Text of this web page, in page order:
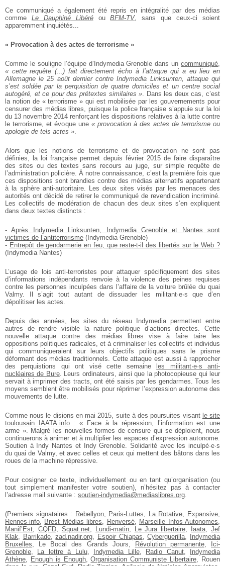
Ce communiqué a également été repris en intégralité par des médias
comme Le DauphinéLibéréouBFM-TV, sans que ceux-ci soient
apparemment inquiétés...
« Provocation à des actes de terrorisme »
Comme le souligne l’équipe d’Indymedia Grenoble dans un communiqué,
« cette requête (...) fait directement écho à l’attaque qui a eu lieu en
Allemagne le 25 août dernier contre Indymedia Linksunten, attaque qui
s’est soldée par la perquisition de quatre domiciles et un centre social
autogéré, et ce pour des prétextes similaires ». Dans les deux cas, c’est
la notion de « terrorisme » qui est mobilisée par les gouvernements pour
censurer des médias libres, puisque la police française s’appuie sur la loi
du 13 novembre 2014 renforçant les dispositions relatives à la lutte contre
le terrorisme, et évoque une « provocation à des actes de terrorisme ou
apologie de tels actes ».
Alors que les notions de terrorisme et de provocation ne sont pas
définies, la loi française permet depuis février 2015 de faire disparaître
des sites ou des textes sans recours au juge, sur simple requête de
l’administration policière. À notre connaissance, c’est la première fois que
ces dispositions sont brandies contre des médias alternatifs appartenant
à la sphère anti-autoritaire. Les deux sites visés par les menaces des
autorités ont décidé de retirer le communiqué de revendication incriminé.
Les collectifs de modération de chacun des deux sites s’en expliquent
dans deux textes distincts :
-Après Indymedia Linksunten, Indymedia Grenoble et Nantes sont
victimes de l’antiterrorisme (Indymedia Grenoble)
- Entrepôt de gendarmerie en feu, que reste-t-il des libertés sur le Web ?
(Indymedia Nantes)
L’usage de lois anti-terroristes pour attaquer spécifiquement des sites
d’informations indépendants renvoie à la violence des peines requises
contre les personnes inculpées dans l’affaire de la voiture brûlée du quai
Valmy. Il s’agit tout autant de dissuader les militant·e·s que d’en
dépolitiser les actes.
Depuis des années, les sites du réseau Indymedia permettent entre
autres de rendre visible la nature politique d’actions directes. Cette
nouvelle attaque contre des médias libres vise à faire taire les
oppositions politiques radicales, et à criminaliser les collectifs et individus
qui communiqueraient sur leurs objectifs politiques sans le prisme
déformant des médias traditionnels. Cette attaque est aussi à rapprocher
des perquistions qui ont visé cette semaine
les militant·e·s anti-
nucléaires de Bure. Leurs ordinateurs, ainsi que la photocopieuse qui leur
servait à imprimer des tracts, ont été saisis par les gendarmes. Tous les
moyens semblent être mobilisés pour réprimer l’expression autonome des
mouvements de lutte.
Comme nous le disions en mai 2015, suite à des poursuites visant le site
toulousain IAATA.info: « Face à la répression, l’information est une
arme ». Malgré les nouvelles formes de censure qui se déploient, nous
continuerons à animer et à multiplier les espaces d’expression autonome.
Soutien à Indy Nantes et Indy Grenoble. Solidarité avec les inculpé·e·s
du quai de Valmy, et avec celles et ceux qui mettent des bâtons dans les
roues de la machine répressive.
Pour cosigner ce texte, individuellement ou en tant qu’organisation (ou
tout simplement manifester votre soutien), n’hésitez pas à contacter
l’adresse mail suivante : soutien-indymedia@mediaslibres.org.
(Premiers signataires : Rebellyon, Paris-Luttes, La Rotative, Expansive,
Rennes-info, Brest Médias libres, Renversé, Marseille Infos Autonomes,
Manif’Est, CQFD, Squat.net, Lundi-matin, Le Jura libertaire, Iaata, Jef
Klak, Barrikade,zad.nadir.org, Espoir Chiapas,Cyberguerilla,
Indymedia
Bruxelles, Le Bocal des Grands Jours, Révolution permanente,
Ici-
Grenoble, La lettre à Lulu, Indymedia Lille, Radio Canut,
Indymedia
Athène, Enough is Enough,Organisation Communiste Libertaire, Rouen